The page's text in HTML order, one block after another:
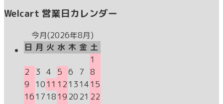
Welcart 営業日カレンダー
今月(2026年8月)
日 月 火 水 木 金 土
1
2
3 4 5 6 7 8
9
1011 12131415
16171819 20 21 22